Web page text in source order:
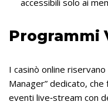
accessibili solo ai
Programmi
I casinò online
Manager” dedicato,
eventi live‑stream con